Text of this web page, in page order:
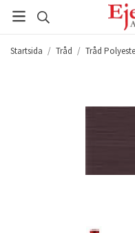
Startsida / Tråd / Tråd